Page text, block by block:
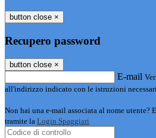
button close ×
Recupero password
button close ×
E-mail
all'indirizzo indicato con le istruzioni
Non hai una e-mail associata al nome utente?
tramite la Login Spaggiari